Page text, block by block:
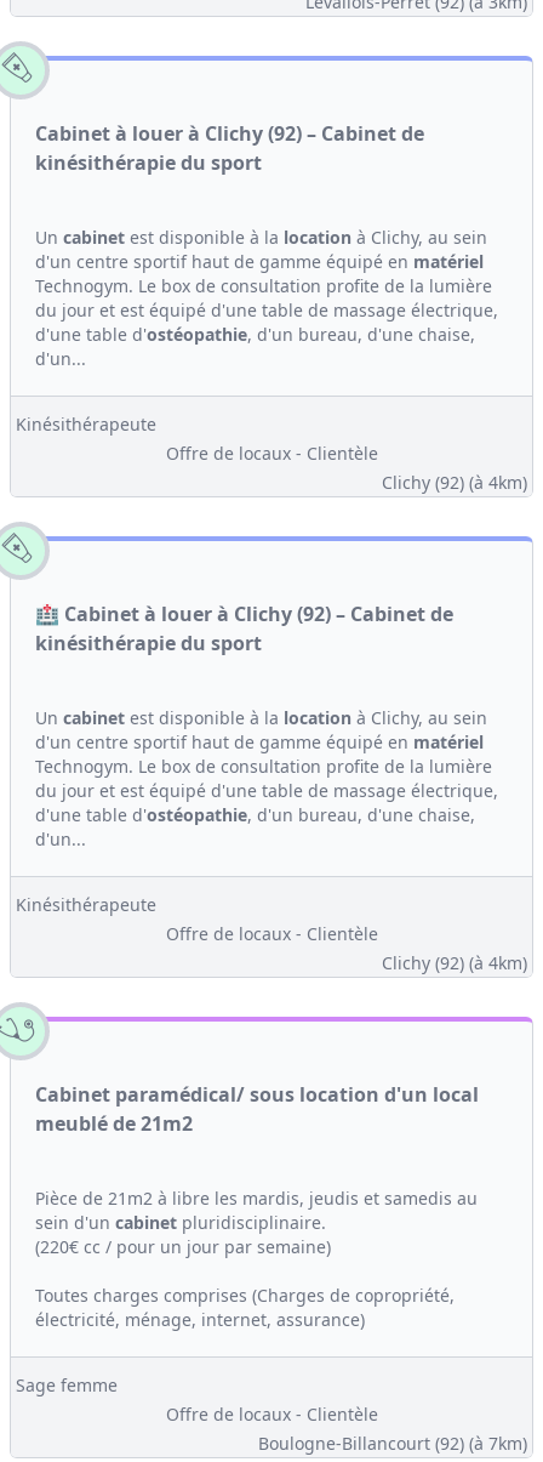
Cabinet à louer à Clichy (92) – Cabinet de
kinésithérapie du sport
Un cabinet est disponible à la location à Clichy, au sein
d'un centre sportif haut de gamme équipé en matériel
Technogym. Le box de consultation profite de la lumière
du jour et est équipé d'une table de massage électrique,
d'une table d'ostéopathie, d'un bureau, d'une chaise,
d'un...
Kinésithérapeute
Offre de locaux - Clientèle
Clichy (92) (à 4km)
🏥 Cabinet à louer à Clichy (92) – Cabinet de
kinésithérapie du sport
Un cabinet est disponible à la location à Clichy, au sein
d'un centre sportif haut de gamme équipé en matériel
Technogym. Le box de consultation profite de la lumière
du jour et est équipé d'une table de massage électrique,
d'une table d'ostéopathie, d'un bureau, d'une chaise,
d'un...
Kinésithérapeute
Offre de locaux - Clientèle
Clichy (92) (à 4km)
Cabinet paramédical/ sous location d'un local
meublé de 21m2
Pièce de 21m2 à libre les mardis, jeudis et samedis au
sein d'un cabinet pluridisciplinaire.
(220€ cc / pour un jour par semaine)
Toutes charges comprises (Charges de copropriété,
électricité, ménage, internet, assurance)
Sage femme
Offre de locaux - Clientèle
Boulogne-Billancourt (92) (à 7km)